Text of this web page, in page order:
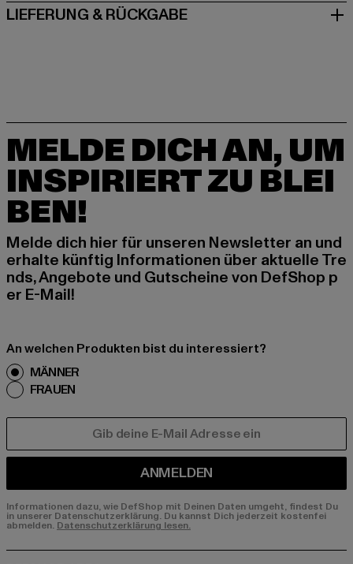
LIEFERUNG & RÜCKGABE
MELDE DICH AN, UM
INSPIRIERT ZU BLEI
BEN!
Melde dich hier für unseren Newsletter an und
erhalte künftig Informationen über aktuelle Tre
nds, Angebote und Gutscheine von DefShop p
er E-Mail!
An welchen Produkten bist du interessiert?
MÄNNER
FRAUEN
ANMELDEN
Informationen dazu, wie DefShop mit Deinen Daten umgeht, findest Du
in unserer Datenschutzerklärung. Du kannst Dich jederzeit kostenfei
abmelden. Datenschutzerklärung lesen.